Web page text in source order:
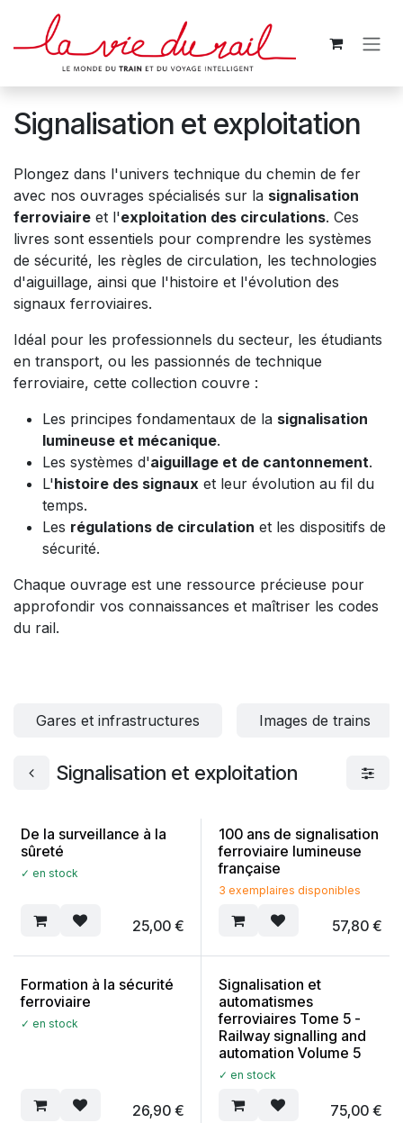
Se rendre au contenu
Signalisation et exploitation
Plongez dans l'univers technique du chemin de fer
avec nos ouvrages spécialisés sur la signalisation
ferroviaire et l'exploitation des circulations. Ces
livres sont essentiels pour comprendre les systèmes
de sécurité, les règles de circulation, les technologies
d'aiguillage, ainsi que l'histoire et l'évolution des
signaux ferroviaires.
Idéal pour les professionnels du secteur, les étudiants
en transport, ou les passionnés de technique
ferroviaire, cette collection couvre :
Les principes fondamentaux de la signalisation
lumineuse et mécanique.
Les systèmes d'aiguillage et de cantonnement.
L'histoire des signaux et leur évolution au fil du
temps.
Les régulations de circulation et les dispositifs de
sécurité.
Chaque ouvrage est une ressource précieuse pour
approfondir vos connaissances et maîtriser les codes
du rail.
Gares et infrastructures Images de trains
Signalisation et exploitation
De la surveillance à la
sûreté
✓ en stock
25,00€
100 ans de signalisation
ferroviaire lumineuse
française
3 exemplaires disponibles
57,80€
Formation à la sécurité
ferroviaire
✓ en stock
26,90€
Signalisation et
automatismes
ferroviaires Tome 5 -
Railway signalling and
automation Volume 5
✓ en stock
75,00€